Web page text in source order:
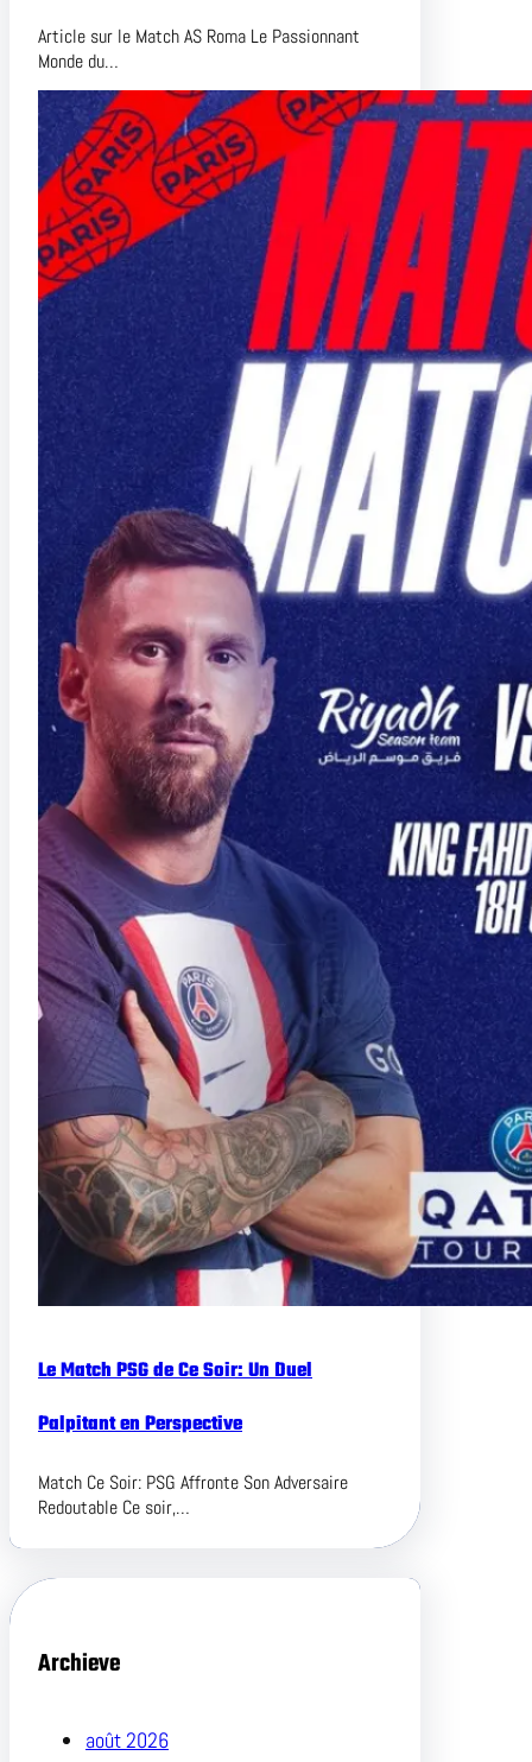
Article sur le Match AS Roma Le Passionnant
Monde du…
Le Match PSG de Ce Soir: Un Duel
Palpitant en Perspective
Match Ce Soir: PSG Affronte Son Adversaire
Redoutable Ce soir,…
Archieve
août 2026